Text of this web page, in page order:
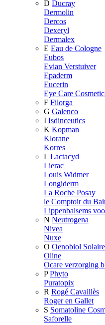
D Ducray
Dermolin
Dercos
Dexeryl
Dermalex
E Eau de Cologne
Eubos
Evian Verstuiver
Epaderm
Eucerin
Eye Care
F Filorga
G Galenco
I Isdinceutics
K Kopman
Klorane
Korres
L Lactacyd
Lierac
Louis Widmer
Longiderm
La Roche Posay
le Comptoir du
Lippenbalsems
N Neutrogena
Nivea
Nuxe
O Oenobiol
Oline
Ocare verzorging
P Phyto
Puratopix
R Rogé Cavaillès
Roger en Gallet
S Somatoline
Saforelle